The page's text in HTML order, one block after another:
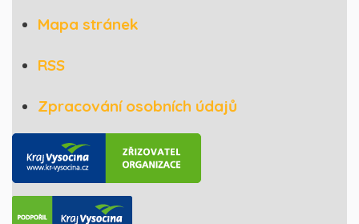
Mapa stránek
RSS
Zpracování osobních údajů